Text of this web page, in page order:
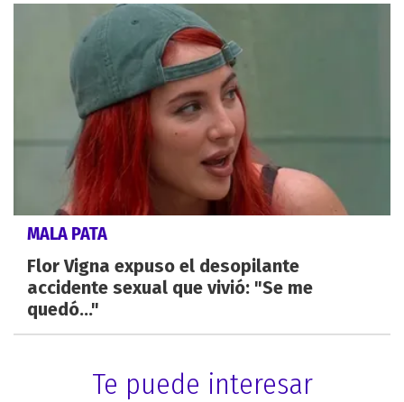
MALA PATA
Flor Vigna expuso el desopilante
accidente sexual que vivió: "Se me
quedó..."
Te puede interesar